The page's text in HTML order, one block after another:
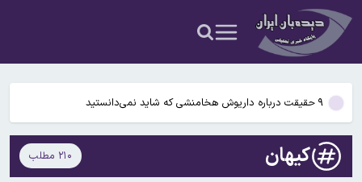
شدن مغز انسان کمک کردند؟
آمریکا ۵ فرد و ۱۳ شرکت و صرافی را تحریم کرد+اسامی
آمریکا آبان تتر را تحریم کرد؛ یک صرافی ایرانی دیگر در فهرست تحریم‌های
رمزارزی ایالات متحده قرار گرفت
۹ حقیقت درباره داریوش هخامنشی که شاید نمی‌دانستید
بیفوما در پرسپولیس ماندنی شد
سوختی فراموش‌شده در مسیر تکامل مغز؛ آیا میوه و عسل به بزرگ‌تر
کیهان ۲۱۰ مطلب